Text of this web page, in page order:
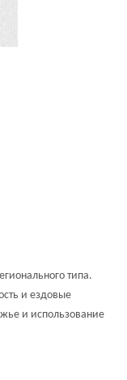
типа.
и ездовые
и использование